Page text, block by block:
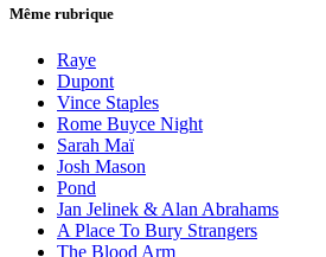
Même rubrique
Raye
Dupont
Vince Staples
Rome Buyce Night
Sarah Maï
Josh Mason
Pond
Jan Jelinek & Alan Abrahams
A Place To Bury Strangers
The Blood Arm